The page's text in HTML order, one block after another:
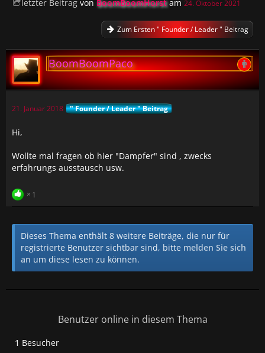
letzter Beitrag von BoomBoomHorstam 24. Oktober 2021
Zum Ersten " Founder / Leader " Beitrag
BoomBoomPaco
21. Januar 2018 " Founder / Leader " Beitrag
Hi,
Wollte mal fragen ob hier "Dampfer" sind , zwecks
erfahrungs ausstausch usw.
1
Dieses Thema enthält 8 weitere Beiträge, die nur für
registrierte Benutzer sichtbar sind, bitte melden Sie sich
an um diese lesen zu können.
Benutzer online in diesem Thema
1 Besucher